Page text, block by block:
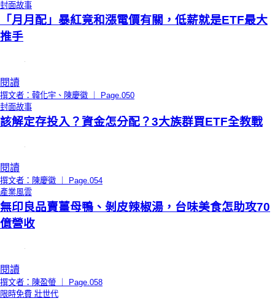
封面故事
「月月配」暴紅竟和漲電價有關，低薪就是ETF最大
推手
閱讀
撰文者：韓化宇、陳慶徽 ｜ Page.050
封面故事
該解定存投入？資金怎分配？3大族群買ETF全教戰
閱讀
撰文者：陳慶徽 ｜ Page.054
產業風雲
無印良品賣薑母鴨、剝皮辣椒湯，台味美食怎助攻70
億營收
閱讀
撰文者：陳盈螢 ｜ Page.058
限時免費 壯世代